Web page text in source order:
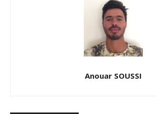
Anouar SOUSSI